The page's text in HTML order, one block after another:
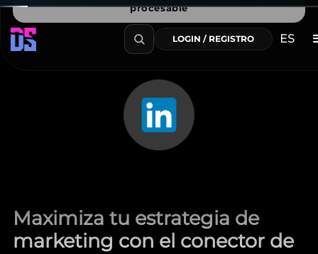
LOGIN / REGISTRO ES
procesable
Maximiza tu estrategia de
marketing con el conector de